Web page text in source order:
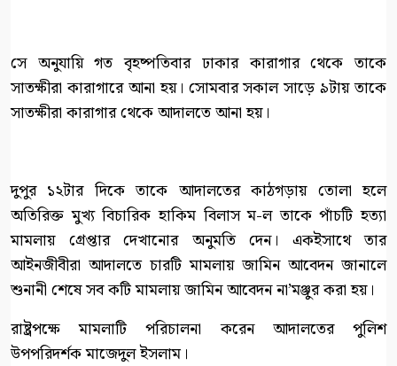
সে অনুযায়ি গত বৃহষ্পতিবার ঢাকার কারাগার থেকে তাকে
সাতক্ষীরা কারাগারে আনা হয়। সোমবার সকাল সাড়ে ৯টায় তাকে
সাতক্ষীরা কারাগার থেকে আদালতে আনা হয়।
দুপুর ১২টার দিকে তাকে আদালতের কাঠগড়ায় তোলা হলে
অতিরিক্ত মুখ্য বিচারিক হাকিম বিলাস ম-ল তাকে পাঁচটি হত্যা
মামলায় গ্রেপ্তার দেখানোর অনুমতি দেন। একইসাথে তার
আইনজীবীরা আদালতে চারটি মামলায় জামিন আবেদন জানালে
শুনানী শেষে সব কটি মামলায় জামিন আবেদন না’মঞ্জুর করা হয়।
রাষ্ট্রপক্ষে মামলাটি পরিচালনা করেন আদালতের পুলিশ
উপপরিদর্শক মাজেদুল ইসলাম।